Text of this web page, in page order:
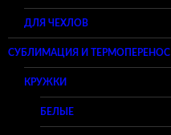
ДЛЯ ЧЕХЛОВ
СУБЛИМАЦИЯ И ТЕРМОПЕРЕНОС
КРУЖКИ
БЕЛЫЕ